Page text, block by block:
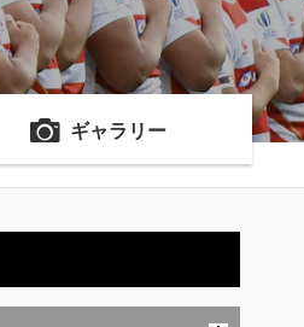
ギャラリー